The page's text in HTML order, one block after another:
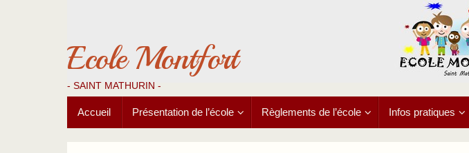
Ecole Montfort
- SAINT MATHURIN -
contenu
Accueil Présentation de l’école Règlements de l’école Infos pratiques